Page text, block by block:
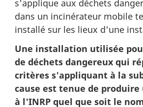
s'applique aux déchets
dans un incinérateur mobile
installé sur les lieux d'une
Une installation utilisée
de déchets dangereux qui
critères s'appliquant à la
cause est tenue de
à l'INRP quel que soit le